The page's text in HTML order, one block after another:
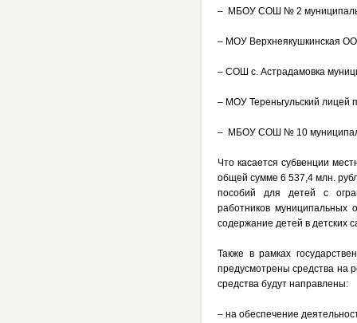
– МБОУ СОШ № 2
– МОУ Верхнеякушкинская
– СОШ с. Астрадамовка
– МОУ Тереньгульский лицей
– МБОУ СОШ № 10
Что касается субвенции
общей сумме 6 537,4 млн.
пособий для детей с
работников муниципальных
содержание детей в детских
Также в рамках
предусмотрены средства на
средства будут направлены:
– на обеспечение